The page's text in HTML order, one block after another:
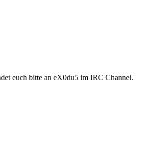
euch bitte an eX0du5 im IRC Channel.